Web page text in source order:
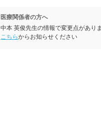
医療関係者の方へ
中本 英俊先生の情報で変更点があり
こちらからお知らせください